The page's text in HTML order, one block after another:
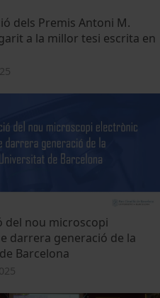
dels Premis Antoni M.
a la millor tesi escrita en
del nou microscopi
darrera generació de la
Barcelona